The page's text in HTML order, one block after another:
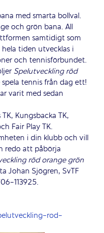
med smarta bollval.
och grön bana. All
samtidigt som
tiden utvecklas i
och tennisförbundet.
Spelutvecklingröd
tennis från dag ett!
varit med sedan
Kungsbacka TK,
Fair Play TK.
i din klubb och vill
redo att påbörja
röd orangegrön
Johan Sjögren, SvTF
113925.
rod-